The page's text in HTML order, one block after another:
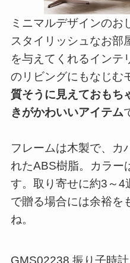
ミニマルデザインのお
スタイリッシュなお部
を与えてくれるインテ
のリビングにもなじむ
質そうに見えておもち
きがかわいいアイテム
フレームは木製で、カ
れたABS樹脂。カラー
す。取り寄せに約3～4
で贈る場合には余裕を
ね。